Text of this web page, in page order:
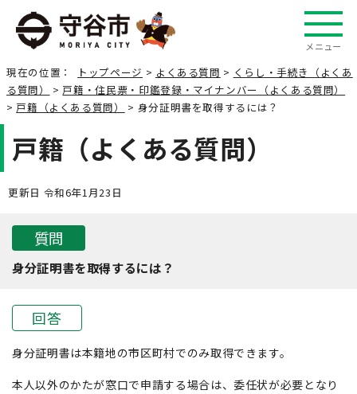
メニュー
現在の位置： トップページ > よくある質問 > くらし・手続き（よくあ
る質問）
> 戸籍・住民票・印鑑登録・マイナンバー（よくある質問）
> 戸籍（よくある質問） > 身分証明書を取得するには？
戸籍（よくある質問）
更新日 令和6年1月23日
質問
身分証明書を取得するには？
回答
身分証明書は本籍地の市区町村でのみ取得できます。
本人以外のかたが窓口で申請する場合は、委任状が必要となり